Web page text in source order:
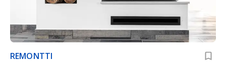
REMONTTI